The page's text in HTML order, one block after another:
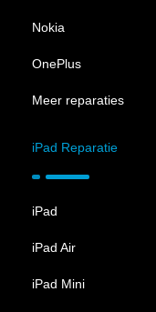
Nokia
OnePlus
Meer reparaties
iPad Reparatie
iPad
iPad Air
iPad Mini